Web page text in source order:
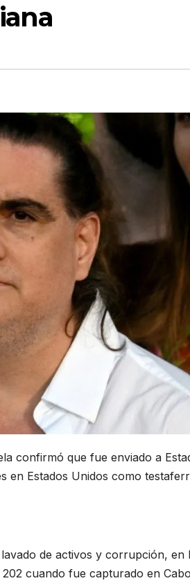
confirmó que fue enviado a
en Estados Unidos como
de activos y corrupción, en
cuando fue capturado en